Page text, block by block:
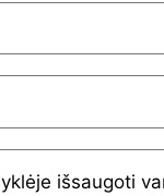
išsaugoti